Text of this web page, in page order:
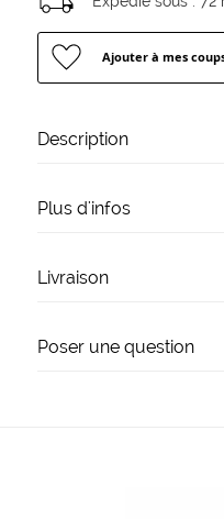
Ajouter à mes
Description
Plus d'infos
Livraison
Poser une question